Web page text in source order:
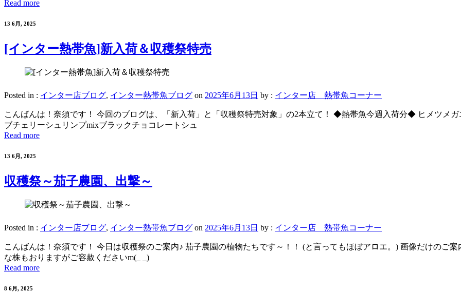
Read more
13 6月, 2025
[インター熱帯魚]新入荷＆収穫祭特売
Posted in : インター店ブログ, インター熱帯魚ブログ on 2025年6月13日 by : インター店 熱帯魚コーナー
こんばんは！奈須です！ 今回のブログは、「新入荷」と「収穫祭特売対象」の2本立て！ ◆熱帯魚今週入荷分◆ ヒメツメ
ブチェリーシュリンプmixブラックチョコレートシュ
Read more
13 6月, 2025
収穫祭～茄子農園、出撃～
Posted in : インター店ブログ, インター熱帯魚ブログ on 2025年6月13日 by : インター店 熱帯魚コーナー
こんばんは！奈須です！ 今日は収穫祭のご案内♪ 茄子農園の植物たちです～！！ (と言ってもほぼアロエ。) 画像だけのご
な株もおりますがご容赦くださいm(_ _)
Read more
8 6月, 2025